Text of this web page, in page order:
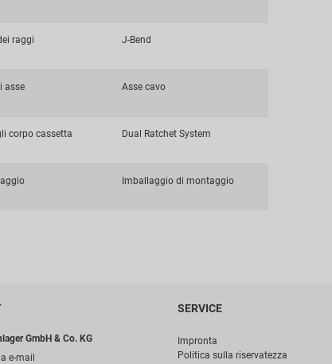
raggi J-Bend
asse Asse cavo
corpo cassetta Dual Ratchet System
Imballaggio di montaggio
GmbH & Co. KG
e-mail
SERVICE
Impronta
Politica sulla riservatezza